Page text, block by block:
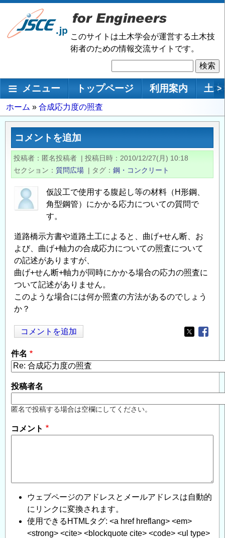
メ
ン
移
このサイトは土木学会が運営する土木技
術者のための情報交流サイトです。
索
メインナビゲーション
メニュー トップページ 利用案内 土 >
パ
ン
ず
ホーム 合成応力度の照査
コメントを追加
投稿者 匿名投稿者 | 投稿日時
2010/12/27(月) 10:18
セクション
質問広場 | タグ 鋼・コンクリート
仮設工で使用する腹起し等の材料（H形鋼、
角型鋼管）にかかる応力についての質問で
す。
道路橋示方書や道路土工によると、曲げ+せん断、お
よび、曲げ+軸力の合成応力についての照査について
の記述がありますが、
曲げ+せん断+軸力が同時にかかる場合の応力の照査に
ついて記述がありません。
このような場合には何か照査の方法があるのでしょう
か？
コメントを追加
Opens in
件名
投稿者名
匿名で投稿する場合は空欄にしてください。
コメント
ウェブページのアドレスとメールアドレスは自動的
にリンクに変換されます。
使用できるHTMLタグ: <a href hreflang> <em>
<strong> <cite> <blockquote cite> <code> <ul type>